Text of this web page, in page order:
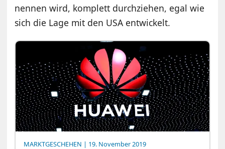
nennen wird, komplett durchziehen, egal wie
sich die Lage mit den USA entwickelt.
MARKTGESCHEHEN | 19. November 2019